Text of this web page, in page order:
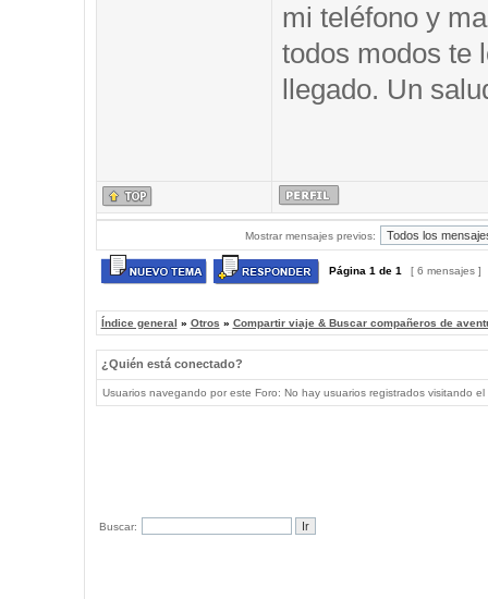
mi teléfono y
todos modos te
llegado. Un
Mostrar mensajes previos:
Página 1 de 1 [ 6 mensajes ]
Índice general » Otros » Compartir viaje & Buscar compañeros de
¿Quién está conectado?
Usuarios navegando por este Foro: No hay usuarios registrados visitando
Buscar: